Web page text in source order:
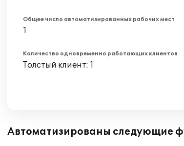
Общее число автоматизированных рабочих мест
1
Количество одновременно работающих клиентов
Толстый клиент: 1
Автоматизированы следующие